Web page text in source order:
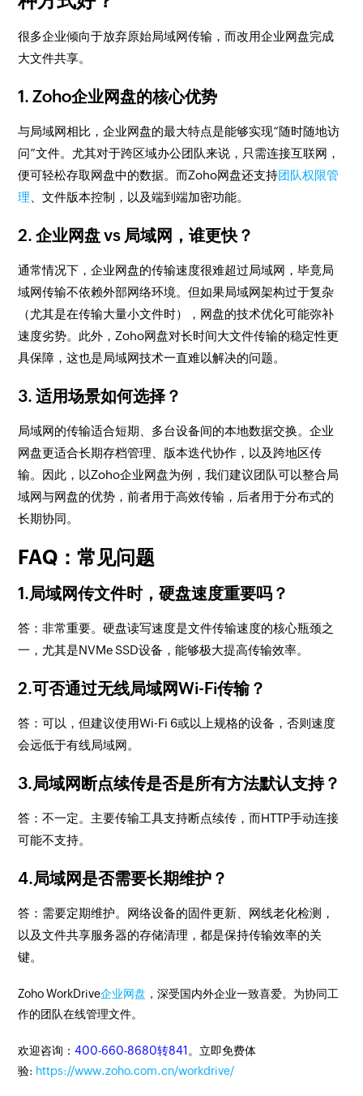
很多企业倾向于放弃原始局域网传输，而改用企业网盘完成
大文件共享。
1. Zoho企业网盘的核心优势
与局域网相比，企业网盘的最大特点是能够实现“随时随地访
问”文件。尤其对于跨区域办公团队来说，只需连接互联网，
便可轻松存取网盘中的数据。而Zoho网盘还支持团队权限管
理 、文件版本控制，以及端到端加密功能。
2. 企业网盘 vs 局域网，谁更快？
通常情况下，企业网盘的传输速度很难超过局域网，毕竟局
域网传输不依赖外部网络环境。但如果局域网架构过于复杂
（尤其是在传输大量小文件时），网盘的技术优化可能弥补
速度劣势。此外，Zoho网盘对长时间大文件传输的稳定性更
具保障，这也是局域网技术一直难以解决的问题。
3. 适用场景如何选择？
局域网的传输适合短期、多台设备间的本地数据交换。企业
网盘更适合长期存档管理、版本迭代协作，以及跨地区传
输。因此，以Zoho企业网盘为例，我们建议团队可以整合局
域网与网盘的优势，前者用于高效传输，后者用于分布式的
长期协同。
FAQ：常见问题
1.局域网传文件时，硬盘速度重要吗？
答：非常重要。硬盘读写速度是文件传输速度的核心瓶颈之
一，尤其是NVMe SSD设备，能够极大提高传输效率。
2.可否通过无线局域网Wi-Fi传输？
答：可以，但建议使用Wi-Fi 6或以上规格的设备，否则速度
会远低于有线局域网。
3.局域网断点续传是否是所有方法默认支持？
答：不一定。主要传输工具支持断点续传，而HTTP手动连接
可能不支持。
4.局域网是否需要长期维护？
答：需要定期维护。网络设备的固件更新、网线老化检测，
以及文件共享服务器的存储清理，都是保持传输效率的关
键。
Zoho WorkDrive企业网盘 ，深受国内外企业一致喜爱。为协同工
作的团队在线管理文件。
欢迎咨询：400-660-8680转841 。立即免费体
验: https://www.zoho.com.cn/workdrive/